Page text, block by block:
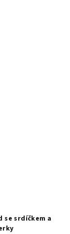
se srdíčkem a